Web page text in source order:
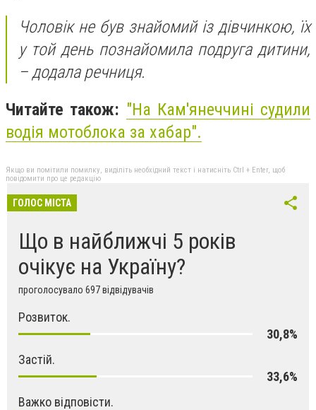
Чоловік не був знайомий із дівчинкою, їх
у той день познайомила подруга дитини,
– додала речниця.
Читайте також: "На Кам'янеччині судили
водія мотоблока за хабар".
Якщо ви помітили помилку, виділіть необхідний текст і натисніть Ctrl + Enter, щоб
повідомити про це редакцію
ГОЛОС МІСТА
Що в найближчі 5 років
очікує на Україну?
проголосувало 697 відвідувачів
Розвиток.
30,8%
Застій.
33,6%
Важко відповісти.